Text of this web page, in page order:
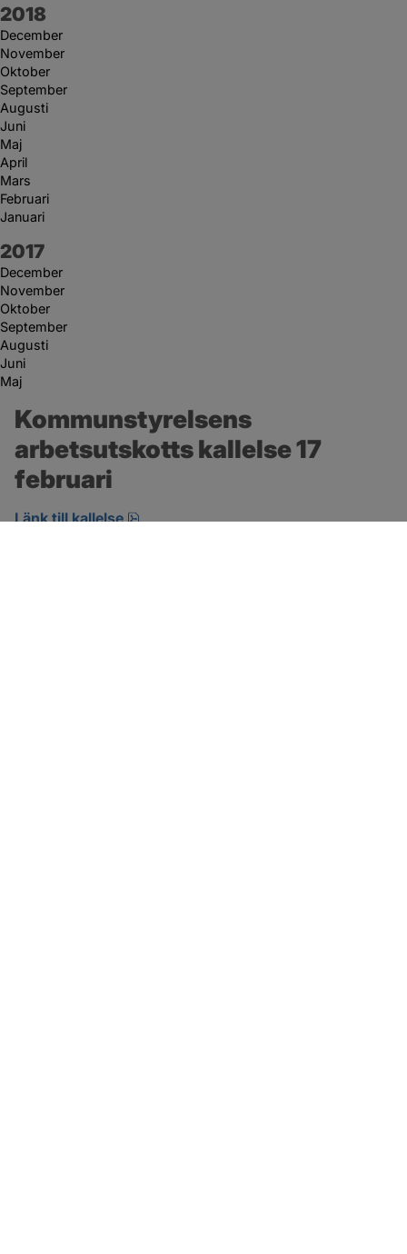
År:
2018
December
November
Oktober
September
Augusti
Juni
Maj
April
Mars
Februari
Januari
År:
2017
December
November
Oktober
September
Augusti
Juni
Maj
Kommunstyrelsens
arbetsutskotts kallelse 17
februari
Länk till kallelse